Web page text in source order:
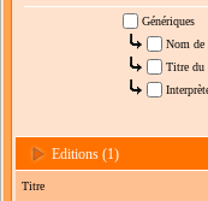
Génériques
Nom de
Titre du
Editions (1)
Titre